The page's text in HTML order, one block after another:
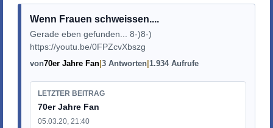
Wenn Frauen schweissen....
Gerade eben gefunden... 8-)8-)
https://youtu.be/0FPZcvXbszg
von70er Jahre Fan 3 Antworten 1.934 Aufrufe
LETZTER BEITRAG
70er Jahre Fan
05.03.20, 21:40